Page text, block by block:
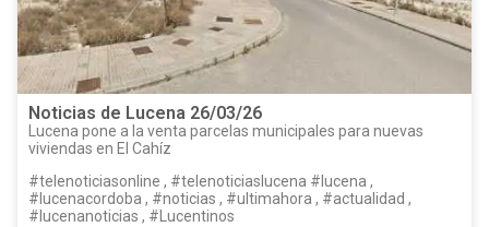
Noticias de Lucena 26/03/26
Lucena pone a la venta parcelas municipales para nuevas
viviendas en El Cahíz
#telenoticiasonline , #telenoticiaslucena #lucena ,
#lucenacordoba , #noticias , #ultimahora , #actualidad ,
#lucenanoticias , #Lucentinos